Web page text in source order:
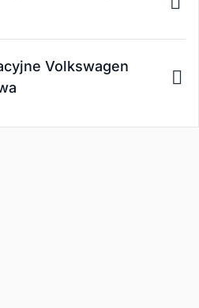
Volkswagen